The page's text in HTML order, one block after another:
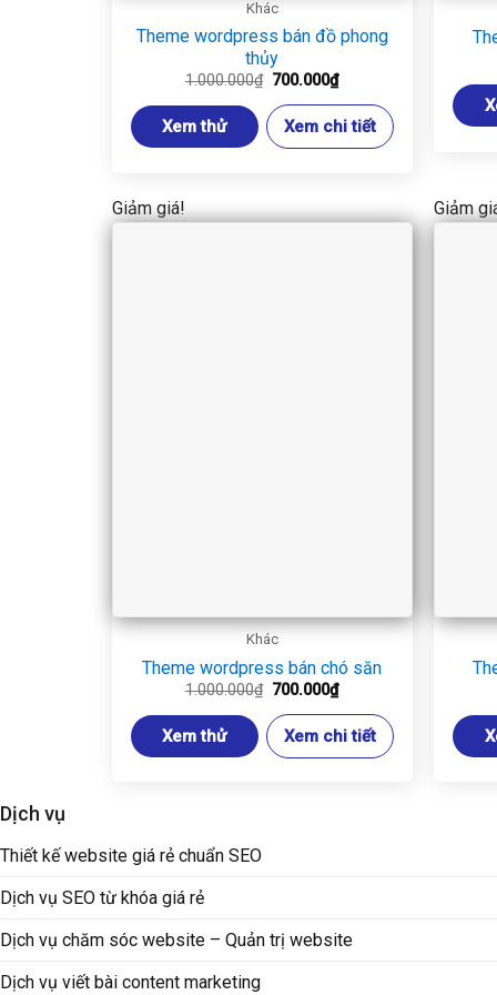
Khác
Theme wordpress bán đồ phong
thủy
1.000.000₫ Giá
là:
1.000.000₫.
700.000₫Giá
tại
là:
700.000₫.
Xem thử Xem chi tiết
Giảm giá!
Khác
Theme wordpress bán chó săn
1.000.000₫ Giá
là:
1.000.000₫.
700.000₫Giá
hiện
tại
là:
700.000₫.
Xem thử Xem chi tiết
Giảm
Dịch vụ
Thiết kế website giá rẻ chuẩn SEO
Dịch vụ SEO từ khóa giá rẻ
Dịch vụ chăm sóc website – Quản trị website
Dịch vụ viết bài content marketing